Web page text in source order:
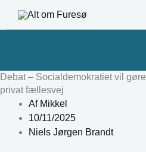
Debat – Socialdemokratiet vil
privat fællesvej
AfMikkel
10/11/2025
Niels Jørgen Brandt